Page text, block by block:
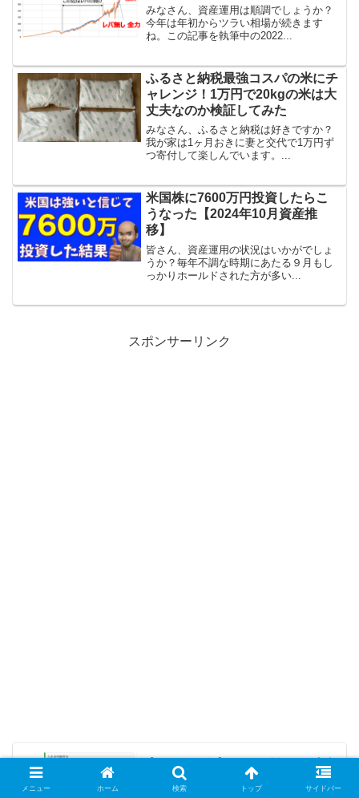
みなさん、資産運用は順調でしょうか？
今年は年初からツラい相場が続きます
ね。この記事を執筆中の2022...
ふるさと納税最強コスパの米にチ
ャレンジ！1万円で20kgの米は大
丈夫なのか検証してみた
みなさん、ふるさと納税は好きですか？
我が家は1ヶ月おきに妻と交代で1万円ず
つ寄付して楽しんでいます。...
米国株に7600万円投資したらこ
うなった【2024年10月資産推
移】
皆さん、資産運用の状況はいかがでしょ
うか？毎年不調な時期にあたる９月もし
っかりホールドされた方が多い...
スポンサーリンク
金明細が照会できない時の対処法【備忘
メニュー ホーム 検索 トップ サイドバー